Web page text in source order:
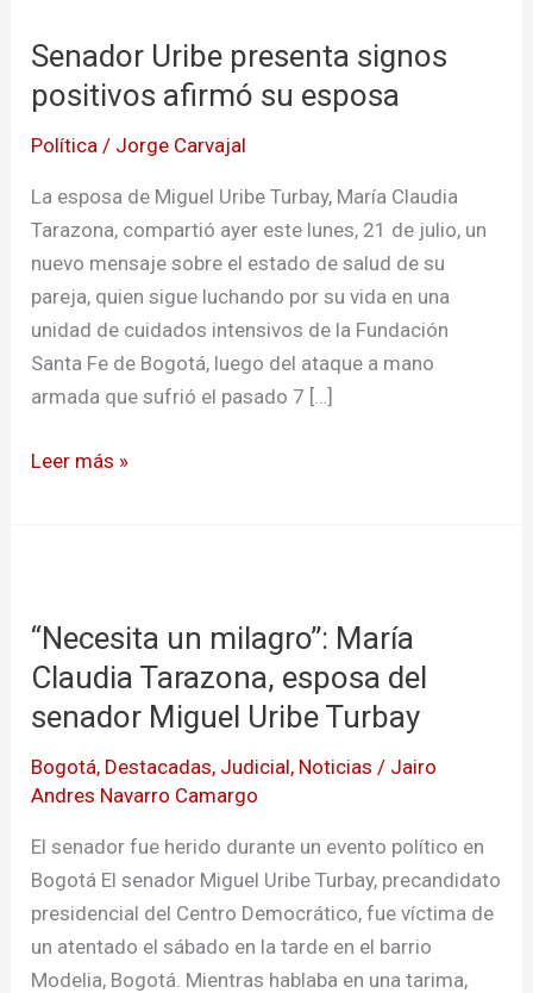
Senador Uribe presenta signos
positivos afirmó su esposa
Política / Jorge Carvajal
La esposa de Miguel Uribe Turbay, María Claudia
Tarazona, compartió ayer este lunes, 21 de julio, un
nuevo mensaje sobre el estado de salud de su
pareja, quien sigue luchando por su vida en una
unidad de cuidados intensivos de la Fundación
Santa Fe de Bogotá, luego del ataque a mano
armada que sufrió el pasado 7 […]
presenta
signos
afirmó
su
esposa
Leer más »
“Necesita un milagro”: María
Claudia Tarazona, esposa del
senador Miguel Uribe Turbay
Bogotá, Destacadas, Judicial, Noticias / Jairo
Andres Navarro Camargo
El senador fue herido durante un evento político en
Bogotá El senador Miguel Uribe Turbay, precandidato
presidencial del Centro Democrático, fue víctima de
un atentado el sábado en la tarde en el barrio
Modelia, Bogotá. Mientras hablaba en una tarima,
milagro”:
María
esposa
del
senador
Miguel
Uribe
Turbay